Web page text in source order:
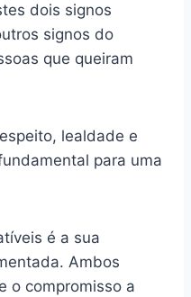
dois signos
signos do
que queiram
lealdade e
para uma
é a sua
Ambos
o compromisso a